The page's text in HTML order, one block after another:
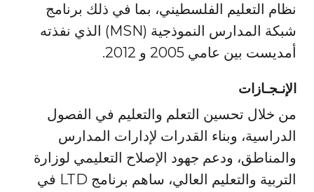
نظام التعليم الفلسطيني، بما في ذلك برنامج
شبكة المدارس النموذجية (MSN) الذي نفذته
أمديست بين عامي 2005 و 2012.
الإنـجـازات
من خلال تحسين التعلم والتعليم في الفصول
الدراسية، وبناء القدرات لإدارات المدارس
والمناطق، ودعم جهود الإصلاح التعليمي لوزارة
التربية والتعليم العالي، ساهم برنامج LTD في